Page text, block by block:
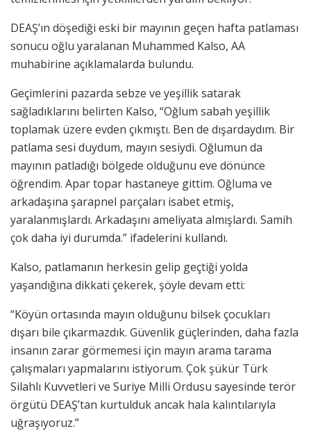
DEAŞ’ın döşediği eski bir mayının geçen hafta patlaması
sonucu oğlu yaralanan Muhammed Kalso, AA
muhabirine açıklamalarda bulundu.
Geçimlerini pazarda sebze ve yeşillik satarak
sağladıklarını belirten Kalso, “Oğlum sabah yeşillik
toplamak üzere evden çıkmıştı. Ben de dışardaydım. Bir
patlama sesi duydum, mayın sesiydi. Oğlumun da
mayının patladığı bölgede olduğunu eve dönünce
öğrendim. Apar topar hastaneye gittim. Oğluma ve
arkadaşına şarapnel parçaları isabet etmiş,
yaralanmışlardı. Arkadaşını ameliyata almışlardı. Samih
çok daha iyi durumda.” ifadelerini kullandı.
Kalso, patlamanın herkesin gelip geçtiği yolda
yaşandığına dikkati çekerek, şöyle devam etti:
“Köyün ortasında mayın olduğunu bilsek çocukları
dışarı bile çıkarmazdık. Güvenlik güçlerinden, daha fazla
insanın zarar görmemesi için mayın arama tarama
çalışmaları yapmalarını istiyorum. Çok şükür Türk
Silahlı Kuvvetleri ve Suriye Milli Ordusu sayesinde terör
örgütü DEAŞ’tan kurtulduk ancak hala kalıntılarıyla
uğraşıyoruz.”